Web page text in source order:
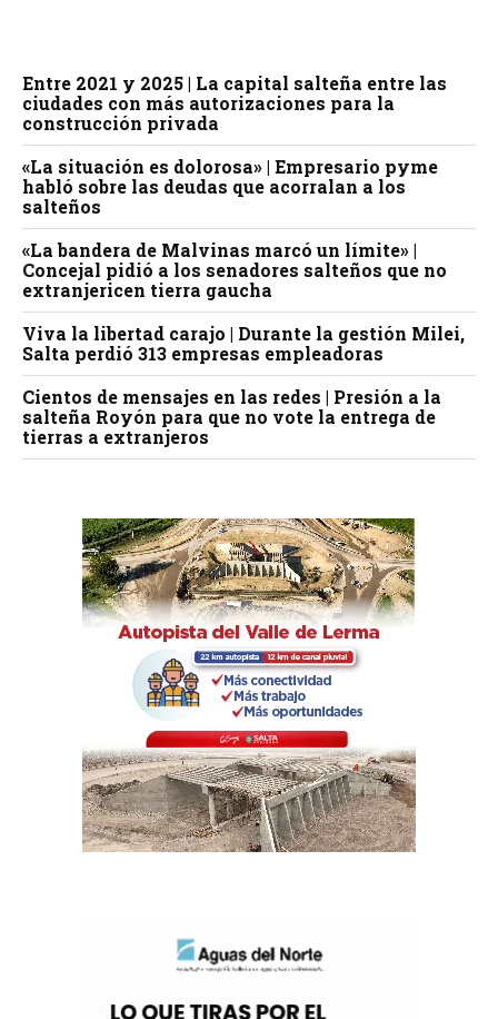
Entre 2021 y 2025 | La capital salteña entre las
ciudades con más autorizaciones para la
construcción privada
«La situación es dolorosa» | Empresario pyme
habló sobre las deudas que acorralan a los
salteños
«La bandera de Malvinas marcó un límite» |
Concejal pidió a los senadores salteños que no
extranjericen tierra gaucha
Viva la libertad carajo | Durante la gestión Milei,
Salta perdió 313 empresas empleadoras
Cientos de mensajes en las redes | Presión a la
salteña Royón para que no vote la entrega de
tierras a extranjeros